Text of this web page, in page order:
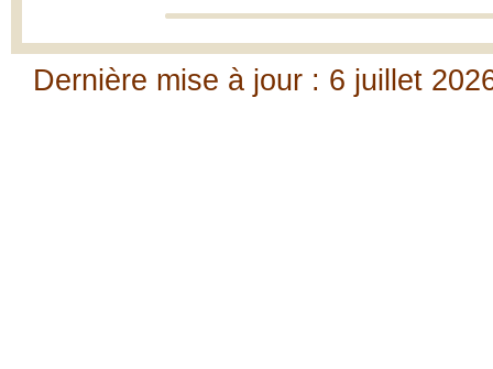
Dernière mise à jour : 6 juillet